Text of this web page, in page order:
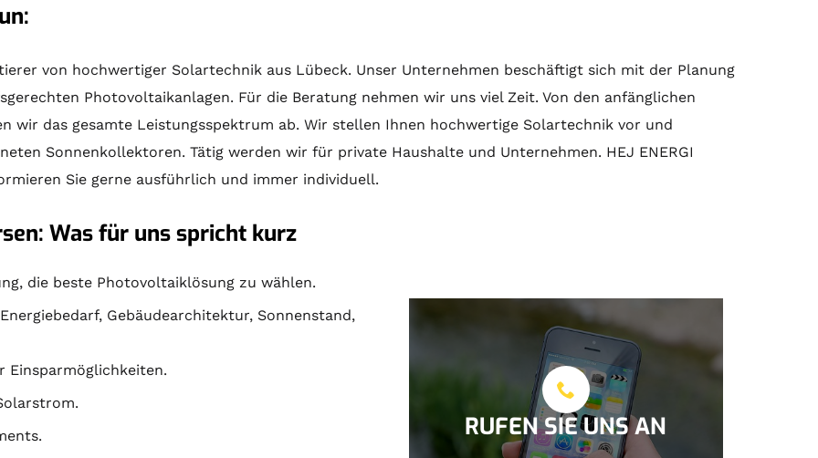
von hochwertiger Solartechnik aus Lübeck. Unser Unternehmen beschäftigt sich mit der Planung
Photovoltaikanlagen. Für die Beratung nehmen wir uns viel Zeit. Von den anfänglichen
wir das gesamte Leistungsspektrum ab. Wir stellen Ihnen hochwertige Solartechnik vor und
Sonnenkollektoren. Tätig werden wir für private Haushalte und Unternehmen. HEJ ENERGI
Sie gerne ausführlich und immer individuell.
Was für uns spricht kurz
die beste Photovoltaiklösung zu wählen.
Gebäudearchitektur, Sonnenstand,
Einsparmöglichkeiten.
RUFEN SIE UNS AN